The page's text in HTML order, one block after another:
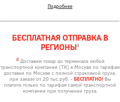
Подробнее
БЕСПЛАТНАЯ ОТПРАВКА В
РЕГИОНЫ4
4Доставим товар до терминала любой
транспортной компании (ТК) в Москве по тарифам
доставки по Москве с полной страховкой груза,
при заказе от 20 тыс.руб. - БЕСПЛАТНО!Вы
платите только по тарифам самой транспортной
компании при получении груза.